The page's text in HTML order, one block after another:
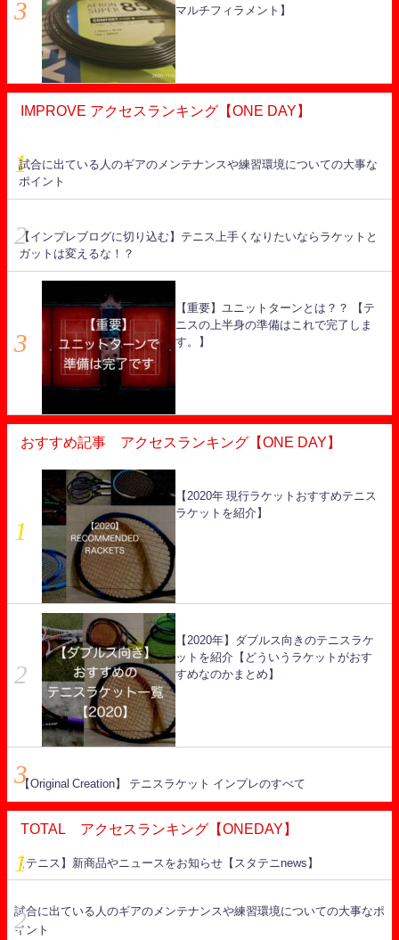
マルチフィラメント】
IMPROVE アクセスランキング【ONE DAY】
試合に出ている人のギアのメンテナンスや練習環境についての大事な
ポイント
【インプレブログに切り込む】テニス上手くなりたいならラケットと
ガットは変えるな！？
【重要】ユニットターンとは？？ 【テ
ニスの上半身の準備はこれで完了しま
す。】
おすすめ記事 アクセスランキング【ONE DAY】
【2020年 現行ラケットおすすめテニス
ラケットを紹介】
【2020年】ダブルス向きのテニスラケ
ットを紹介【どういうラケットがおす
すめなのかまとめ】
【Original Creation】 テニスラケット インプレのすべて
TOTAL アクセスランキング【ONEDAY】
【テニス】新商品やニュースをお知らせ【スタテニnews】
試合に出ている人のギアのメンテナンスや練習環境についての大事なポ
イント